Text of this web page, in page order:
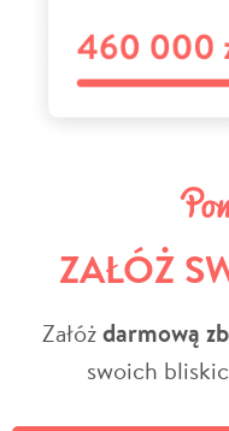
ZAŁÓŻ
Załóżdarmową
swoich